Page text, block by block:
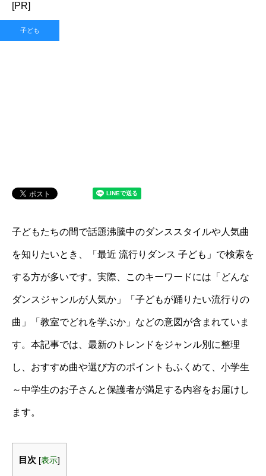
[PR]
子ども
子どもたちの間で話題沸騰中のダンススタイルや人気曲
を知りたいとき、「最近 流行りダンス 子ども」で検索を
する方が多いです。実際、このキーワードには「どんな
ダンスジャンルが人気か」「子どもが踊りたい流行りの
曲」「教室でどれを学ぶか」などの意図が含まれていま
す。本記事では、最新のトレンドをジャンル別に整理
し、おすすめ曲や選び方のポイントもふくめて、小学生
～中学生のお子さんと保護者が満足する内容をお届けし
ます。
目次 [表示]